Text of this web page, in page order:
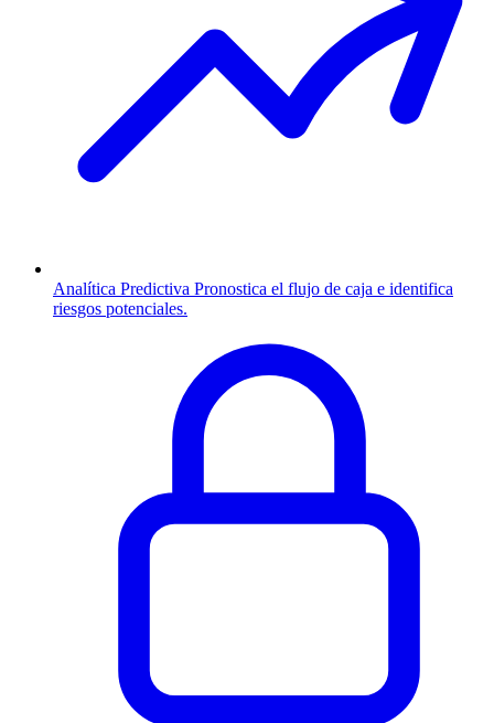
Analítica Predictiva Pronostica el flujo de caja e identifica
riesgos potenciales.